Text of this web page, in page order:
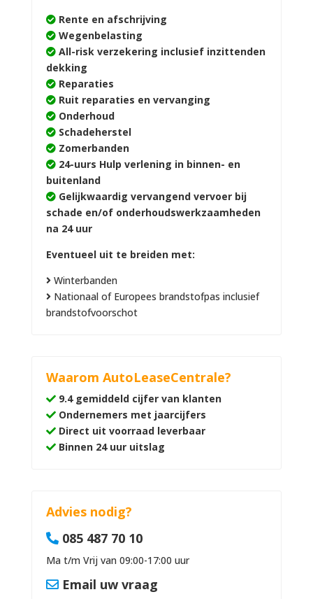
Rente en afschrijving
Wegenbelasting
All-risk verzekering inclusief inzittenden
dekking
Reparaties
Ruit reparaties en vervanging
Onderhoud
Schadeherstel
Zomerbanden
24-uurs Hulp verlening in binnen- en
buitenland
Gelijkwaardig vervangend vervoer bij
schade en/of onderhoudswerkzaamheden
na 24 uur
Eventueel uit te breiden met:
Winterbanden
Nationaal of Europees brandstofpas inclusief
brandstofvoorschot
Waarom AutoLeaseCentrale?
9.4 gemiddeld cijfer van klanten
Ondernemers met jaarcijfers
Direct uit voorraad leverbaar
Binnen 24 uur uitslag
Advies nodig?
085 487 70 10
Ma t/m Vrij van 09:00-17:00 uur
Email uw vraag